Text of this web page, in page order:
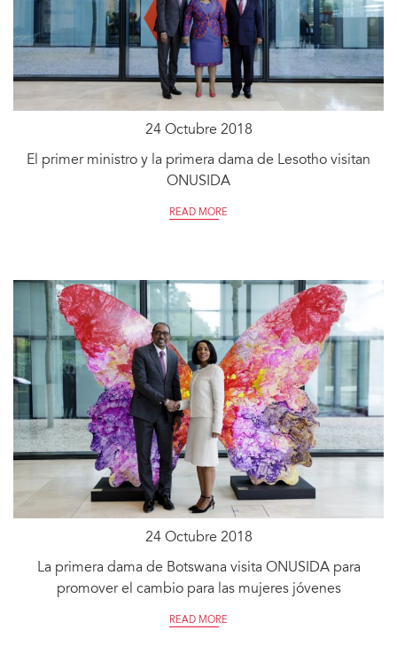
24 Octubre 2018
El primer ministro y la primera dama de Lesotho visitan
ONUSIDA
READ MORE
24 Octubre 2018
La primera dama de Botswana visita ONUSIDA para
promover el cambio para las mujeres jóvenes
READ MORE